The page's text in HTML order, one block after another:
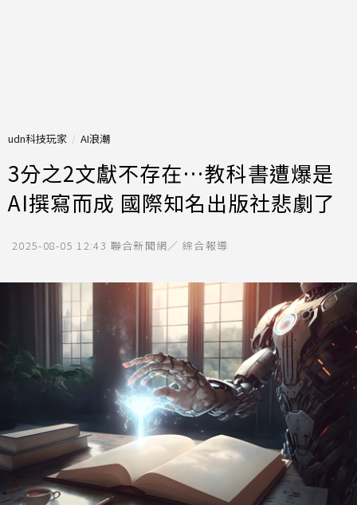
udn科技玩家 AI浪潮
3分之2文獻不存在…教科書遭爆是
AI撰寫而成 國際知名出版社悲劇了
2025-08-05 12:43 聯合新聞網／ 綜合報導